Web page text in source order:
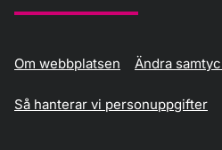
Om webbplatsen Ändra
Så hanterar vi personuppgifter